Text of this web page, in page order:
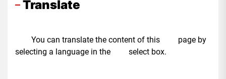
Translate
You can translate the content of this page by
selecting a language in the select box.